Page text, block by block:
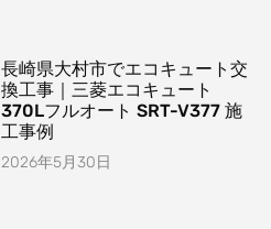
長崎県大村市でエコキュート交
換工事｜三菱エコキュート
370Lフルオート SRT-V377 施
工事例
2026年5月30日